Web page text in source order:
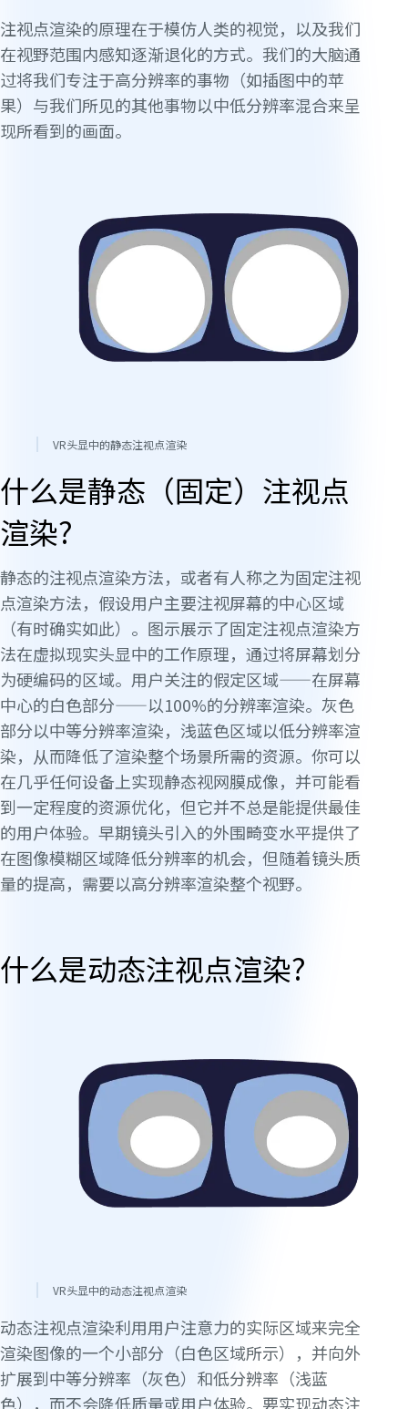
注视点渲染的原理在于模仿人类的视觉，以及我们
在视野范围内感知逐渐退化的方式。我们的大脑通
过将我们专注于高分辨率的事物（如插图中的苹
果）与我们所见的其他事物以中低分辨率混合来呈
现所看到的画面。
VR头显中的静态注视点渲染
什么是静态（固定）注视点
渲染?
静态的注视点渲染方法，或者有人称之为固定注视
点渲染方法，假设用户主要注视屏幕的中心区域
（有时确实如此）。图示展示了固定注视点渲染方
法在虚拟现实头显中的工作原理，通过将屏幕划分
为硬编码的区域。用户关注的假定区域——在屏幕
中心的白色部分——以100%的分辨率渲染。灰色
部分以中等分辨率渲染，浅蓝色区域以低分辨率渲
染，从而降低了渲染整个场景所需的资源。你可以
在几乎任何设备上实现静态视网膜成像，并可能看
到一定程度的资源优化，但它并不总是能提供最佳
的用户体验。早期镜头引入的外围畸变水平提供了
在图像模糊区域降低分辨率的机会，但随着镜头质
量的提高，需要以高分辨率渲染整个视野。
什么是动态注视点渲染?
VR头显中的动态注视点渲染
动态注视点渲染利用用户注意力的实际区域来完全
渲染图像的一个小部分（白色区域所示），并向外
扩展到中等分辨率（灰色）和低分辨率（浅蓝
色），而不会降低质量或用户体验。要实现动态注